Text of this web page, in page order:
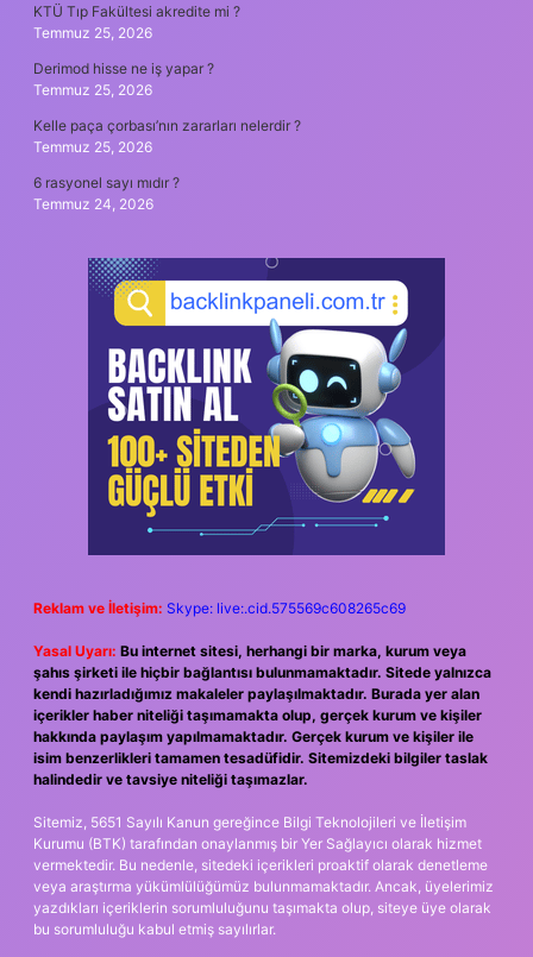
KTÜ Tıp Fakültesi akredite mi ?
Temmuz 25, 2026
Derimod hisse ne iş yapar ?
Temmuz 25, 2026
Kelle paça çorbası’nın zararları nelerdir ?
Temmuz 25, 2026
6 rasyonel sayı mıdır ?
Temmuz 24, 2026
Reklam ve İletişim: Skype: live:.cid.575569c608265c69
Yasal Uyarı: Bu internet sitesi, herhangi bir marka, kurum veya
şahıs şirketi ile hiçbir bağlantısı bulunmamaktadır. Sitede yalnızca
kendi hazırladığımız makaleler paylaşılmaktadır. Burada yer alan
içerikler haber niteliği taşımamakta olup, gerçek kurum ve kişiler
hakkında paylaşım yapılmamaktadır. Gerçek kurum ve kişiler ile
isim benzerlikleri tamamen tesadüfidir. Sitemizdeki bilgiler taslak
halindedir ve tavsiye niteliği taşımazlar.
Sitemiz, 5651 Sayılı Kanun gereğince Bilgi Teknolojileri ve İletişim
Kurumu (BTK) tarafından onaylanmış bir Yer Sağlayıcı olarak hizmet
vermektedir. Bu nedenle, sitedeki içerikleri proaktif olarak denetleme
veya araştırma yükümlülüğümüz bulunmamaktadır. Ancak, üyelerimiz
yazdıkları içeriklerin sorumluluğunu taşımakta olup, siteye üye olarak
bu sorumluluğu kabul etmiş sayılırlar.